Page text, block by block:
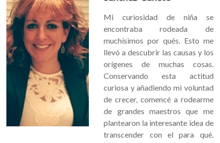
Mi curiosidad de niña se
encontraba rodeada de
muchísimos por qués. Esto me
llevó a descubrir las causas y los
orígenes de muchas cosas.
Conservando esta actitud
curiosa y añadiendo mi voluntad
de crecer, comencé a rodearme
de grandes maestros que me
plantearon la interesante idea de
transcender con el para qué.